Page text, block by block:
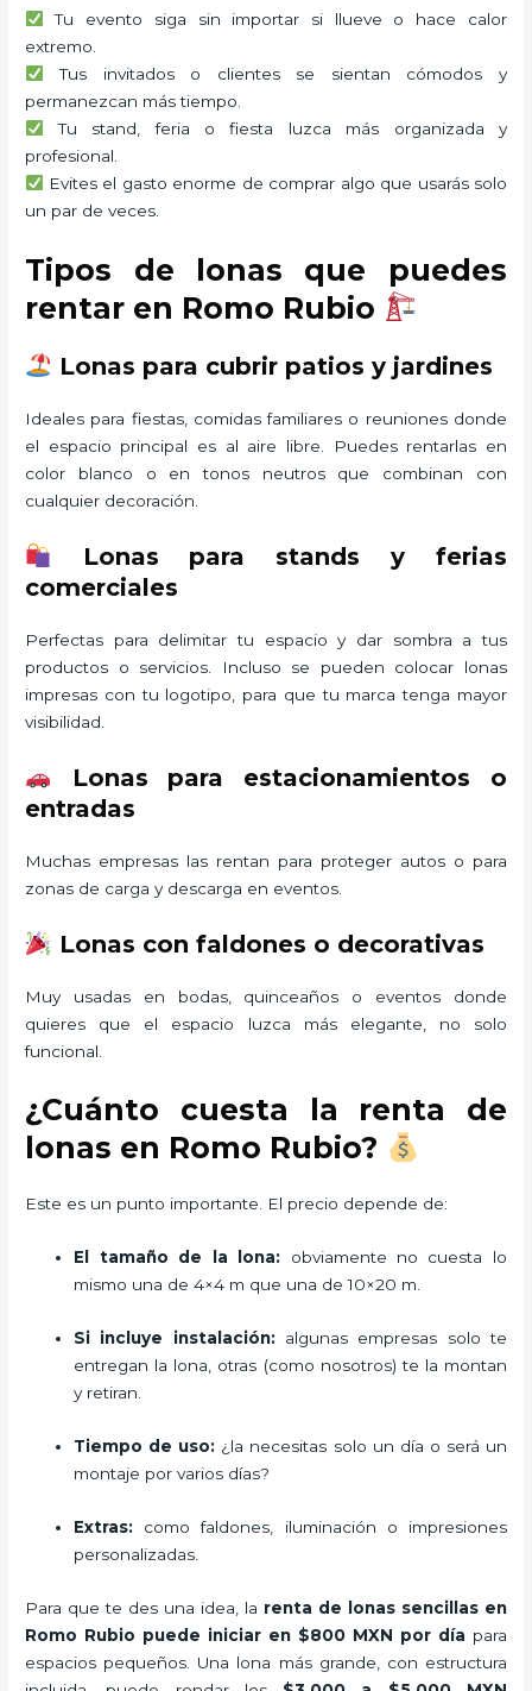
Tu evento siga sin importar si llueve o hace calor
extremo.
Tus invitados o clientes se sientan cómodos y
permanezcan más tiempo.
Tu stand, feria o fiesta luzca más organizada y
profesional.
Evites el gasto enorme de comprar algo que usarás solo
un par de veces.
Tipos de lonas que puedes
rentar en Romo Rubio
Lonas para cubrir patios y jardines
Ideales para fiestas, comidas familiares o reuniones donde
el espacio principal es al aire libre. Puedes rentarlas en
color blanco o en tonos neutros que combinan con
cualquier decoración.
Lonas para stands y ferias
comerciales
Perfectas para delimitar tu espacio y dar sombra a tus
productos o servicios. Incluso se pueden colocar lonas
impresas con tu logotipo, para que tu marca tenga mayor
visibilidad.
Lonas para estacionamientos o
entradas
Muchas empresas las rentan para proteger autos o para
zonas de carga y descarga en eventos.
Lonas con faldones o decorativas
Muy usadas en bodas, quinceaños o eventos donde
quieres que el espacio luzca más elegante, no solo
funcional.
¿Cuánto cuesta la renta de
lonas en Romo Rubio?
Este es un punto importante. El precio depende de:
El tamaño de la lona: obviamente no cuesta lo
mismo una de 4×4 m que una de 10×20 m.
Si incluye instalación:algunas empresas solo te
entregan la lona, otras (como nosotros) te la montan
y retiran.
Tiempo de uso: ¿la necesitas solo un día o será un
montaje por varios días?
Extras: como faldones, iluminación o impresiones
personalizadas.
Para que te des una idea, la renta de lonas sencillas en
Romo Rubio puede iniciar en $800 MXN por día para
espacios pequeños. Una lona más grande, con estructura